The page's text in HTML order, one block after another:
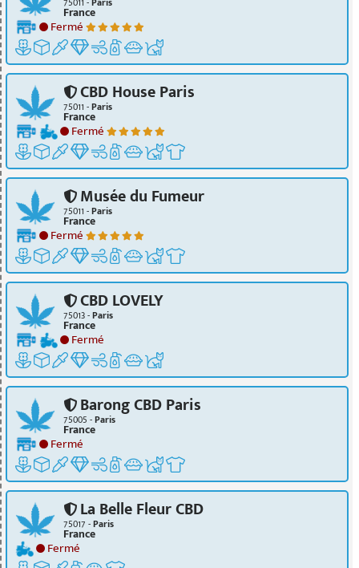
France
Fermé
CBD House Paris
75011 -Paris
France
Fermé
Musée du Fumeur
75011 -Paris
France
Fermé
CBD LOVELY
75013 -Paris
France
Fermé
Barong CBD Paris
75005 -Paris
France
Fermé
La Belle Fleur CBD
75017 -Paris
France
Fermé